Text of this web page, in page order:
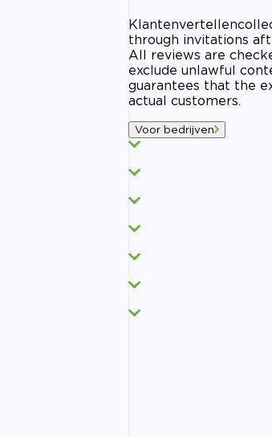
Klantenvertellen
through invitations
All reviews are
exclude unlawful
guarantees that the
actual customers.
Voor bedrijven